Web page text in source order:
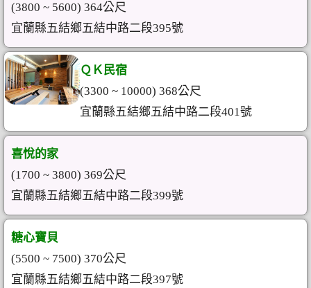
(3800 ~ 5600) 364公尺
宜蘭縣五結鄉五結中路二段395號
ＱＫ民宿
(3300 ~ 10000) 368公尺
宜蘭縣五結鄉五結中路二段401號
喜悅的家
(1700 ~ 3800) 369公尺
宜蘭縣五結鄉五結中路二段399號
糖心寶貝
(5500 ~ 7500) 370公尺
宜蘭縣五結鄉五結中路二段397號